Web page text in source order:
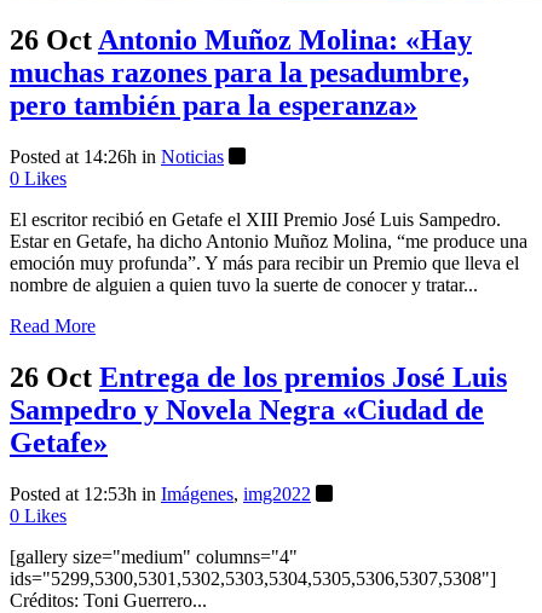
26 OctAntonio Muñoz Molina: «Hay
muchas razones para la pesadumbre,
pero también para la esperanza»
Posted at 14:26h in Noticias
0 Likes
El escritor recibió en Getafe el XIII Premio José Luis Sampedro.
Estar en Getafe, ha dicho Antonio Muñoz Molina, “me produce una
emoción muy profunda”. Y más para recibir un Premio que lleva el
nombre de alguien a quien tuvo la suerte de conocer y tratar...
Read More
26 Oct Entrega de los premios José Luis
Sampedro y Novela Negra «Ciudad de
Getafe»
Posted at 12:53h in Imágenes, img2022
0 Likes
[gallery size="medium" columns="4"
ids="5299,5300,5301,5302,5303,5304,5305,5306,5307,5308"]
Créditos: Toni Guerrero...